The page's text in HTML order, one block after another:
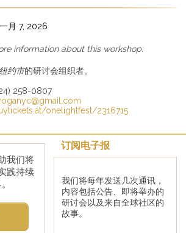
月 7, 2026
information about this workshop:
约市的研讨会组织者。
258-0807
onelightfest/2316715
我们将
践持续
订阅电子报
我们将每年发送几次通讯，
内容包括公告、即将举办的
研讨会以及来自全球社区的
故事。